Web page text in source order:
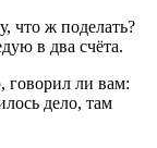
что ж поделать?
в два счёта.
говорил ли вам:
дело, там